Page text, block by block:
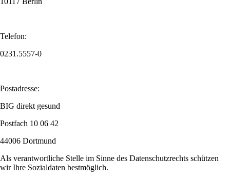
Telefon:
0231.5557-0
Postadresse:
BIG direkt gesund
Postfach 10 06 42
44006 Dortmund
Als verantwortliche Stelle im Sinne des Datenschutzrechts schützen
wir Ihre Sozialdaten bestmöglich.